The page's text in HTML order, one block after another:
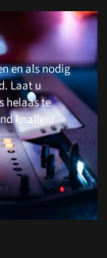
en als nodig
Laat u
helaas te
knallen!